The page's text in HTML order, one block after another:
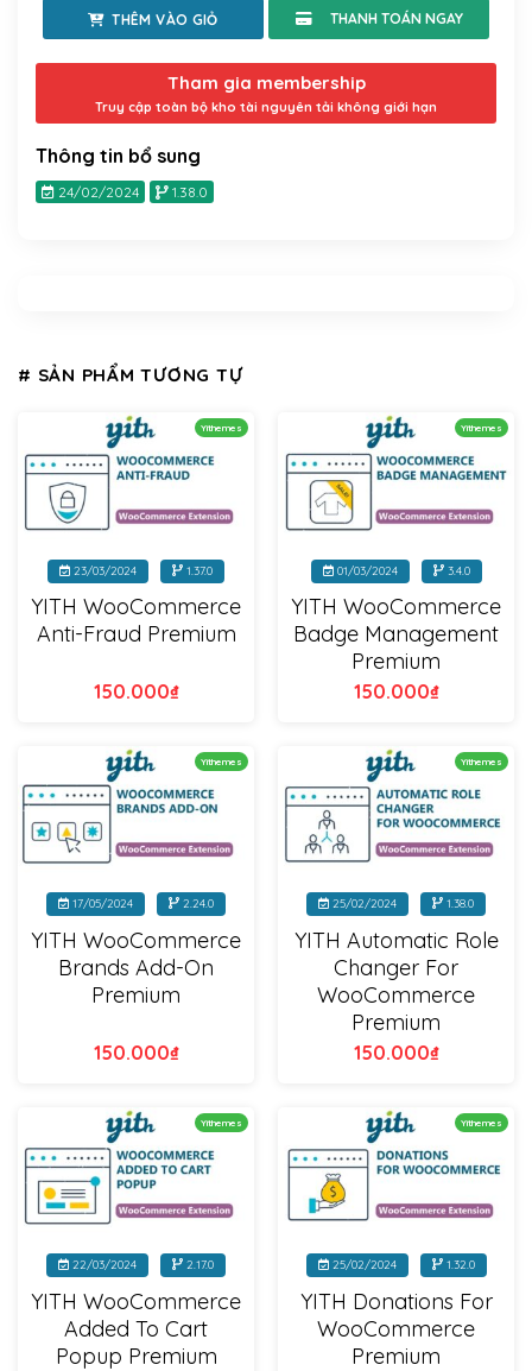
THÊM VÀO GIỎ
Tham gia membership
Truy cập toàn bộ kho tài nguyên tải không giới hạn
Thông tin bổ sung
24/02/2024 1.38.0
# SẢN PHẨM TƯƠNG TỰ
Yithemes
23/03/2024 1.37.0
YITH WooCommerce
Anti-Fraud Premium
150.000₫
Yithemes
01/03/2024 3.4.0
YITH WooCommerce
Badge Management
Premium
150.000₫
Yithemes
17/05/2024 2.24.0
YITH WooCommerce
Brands Add-On
Premium
150.000₫
Yithemes
25/02/2024 1.38.0
YITH Automatic Role
Changer For
WooCommerce
Premium
150.000₫
Yithemes
22/03/2024 2.17.0
YITH WooCommerce
Added To Cart
Popup Premium
Yithemes
25/02/2024 1.32.0
YITH Donations For
WooCommerce
Premium